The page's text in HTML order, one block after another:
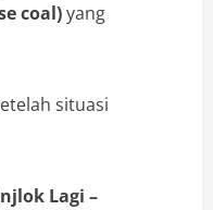
coal)yang
situasi
Lagi –